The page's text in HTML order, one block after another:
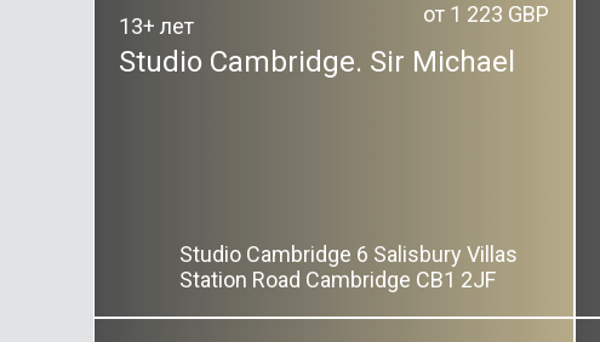
13+ лет
Studio Cambridge. Sir Michael
от 1 223 GBP
Studio Cambridge 6 Salisbury Villas
Station Road Cambridge CB1 2JF